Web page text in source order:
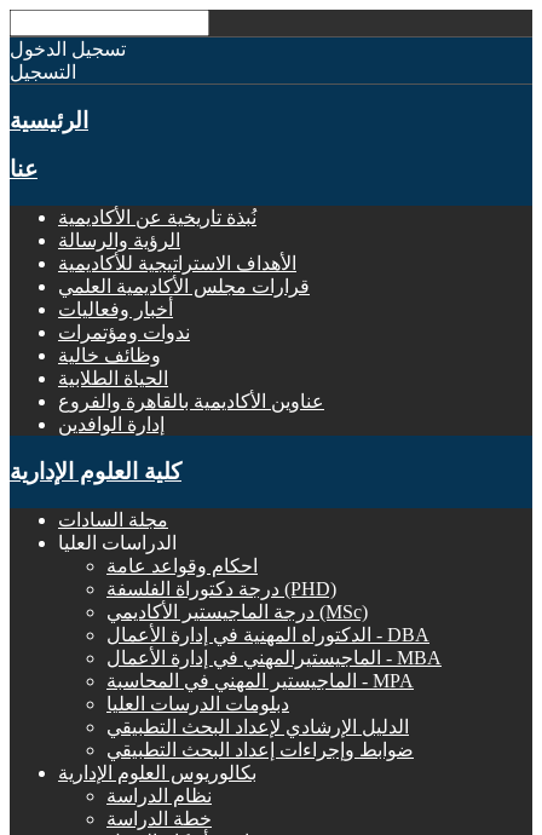
تسجيل الدخول
التسجيل
الرئيسية
عنا
نُبذة تاريخية عن الأكاديمية
الرؤية والرسالة
الأهداف الاستراتيجية للأكاديمية
قرارات مجلس الأكاديمية العلمي
أخبار وفعاليات
ندوات ومؤتمرات
وظائف خالية
الحياة الطلابية
عناوين الأكاديمية بالقاهرة والفروع
إدارة الوافدين
كلية العلوم الإدارية
مجلة السادات
الدراسات العليا
احكام وقواعد عامة
درجة دكتوراة الفلسفة (PHD)
درجة الماجيستير الأكاديمي (MSc)
الدكتوراه المهنية في إدارة الأعمال - DBA
الماجيستيرالمهني في إدارة الأعمال - MBA
الماجيستير المهني في المحاسبة - MPA
دبلومات الدرسات العليا
الدليل الإرشادي لإعداد البحث التطبيقي
ضوابط وإجراءات إعداد البحث التطبيقي
بكالوريوس العلوم الإدارية
نظام الدراسة
خطة الدراسة